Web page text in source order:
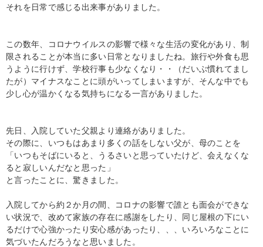
それを日常で感じる出来事がありました。
この数年、コロナウイルスの影響で様々な生活の変化があり、制
限されることが本当に多い日常となりましたね。旅行や外食も思
うように行けず、学校行事も少なくなり・・（だいぶ慣れてまし
たが）マイナスなことに頭がいってしまいますが、そんな中でも
少し心が温かくなる気持ちになる一言がありました。
先日、入院していた父親より連絡がありました。
その際に、いつもはあまり多くの話をしない父が、母のことを
「いつもそばにいると、うるさいと思っていたけど、会えなくな
ると寂しいんだなと思った」
と言ったことに、驚きました。
入院してから約２か月の間、コロナの影響で誰とも面会ができな
い状況で、改めて家族の存在に感謝をしたり、同じ屋根の下にい
るだけで心強かったり安心感があったり、、、いろいろなことに
気づいたんだろうなと思いました。